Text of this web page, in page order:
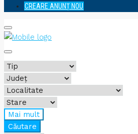
CREARE ANUNȚ NOU
Mai mult
Căutare